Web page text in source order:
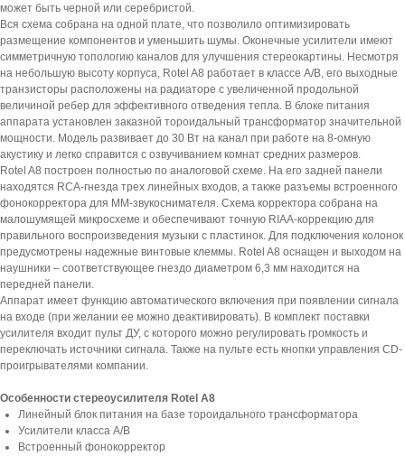
может быть черной или серебристой.
Вся схема собрана на одной плате, что позволило оптимизировать
размещение компонентов и уменьшить шумы. Оконечные усилители имеют
симметричную топологию каналов для улучшения стереокартины. Несмотря
на небольшую высоту корпуса, Rotel A8 работает в классе A/B, его выходные
транзисторы расположены на радиаторе с увеличенной продольной
величиной ребер для эффективного отведения тепла. В блоке питания
аппарата установлен заказной тороидальный трансформатор значительной
мощности. Модель развивает до 30 Вт на канал при работе на 8-омную
акустику и легко справится с озвучиванием комнат средних размеров.
Rotel A8 построен полностью по аналоговой схеме. На его задней панели
находятся RCA-гнезда трех линейных входов, а также разъемы встроенного
фонокорректора для MM-звукоснимателя. Схема корректора собрана на
малошумящей микросхеме и обеспечивают точную RIAA-коррекцию для
правильного воспроизведения музыки с пластинок. Для подключения колонок
предусмотрены надежные винтовые клеммы. Rotel A8 оснащен и выходом на
наушники – соответствующее гнездо диаметром 6,3 мм находится на
передней панели.
Аппарат имеет функцию автоматического включения при появлении сигнала
на входе (при желании ее можно деактивировать). В комплект поставки
усилителя входит пульт ДУ, с которого можно регулировать громкость и
переключать источники сигнала. Также на пульте есть кнопки управления CD-
проигрывателями компании.
Особенности стереоусилителя Rotel A8
Линейный блок питания на базе тороидального трансформатора
Усилители класса A/B
Встроенный фонокорректор